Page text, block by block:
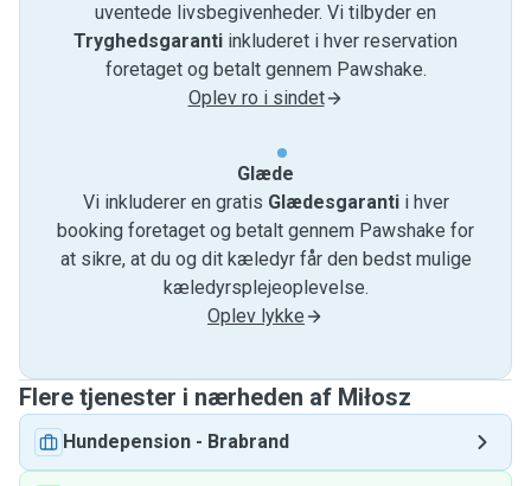
uventede livsbegivenheder. Vi tilbyder en
Tryghedsgaranti inkluderet i hver reservation
foretaget og betalt gennem Pawshake.
Oplev ro i sindet
Glæde
Vi inkluderer en gratis Glædesgarantii hver
booking foretaget og betalt gennem Pawshake for
at sikre, at du og dit kæledyr får den bedst mulige
kæledyrsplejeoplevelse.
Oplev lykke
Flere tjenester i nærheden af ​​Miłosz
Hundepension - Brabrand